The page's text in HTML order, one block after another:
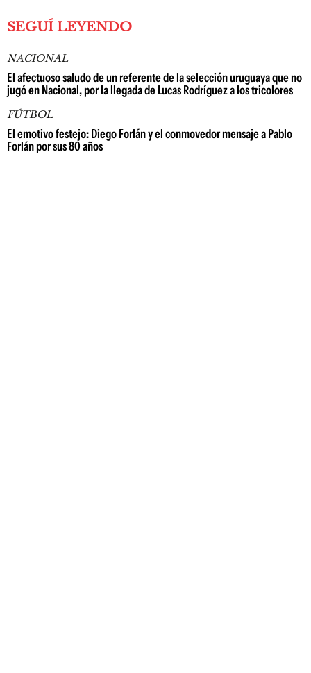
SEGUÍ LEYENDO
NACIONAL
El afectuoso saludo de un referente de la selección uruguaya que no
jugó en Nacional, por la llegada de Lucas Rodríguez a los tricolores
FÚTBOL
El emotivo festejo: Diego Forlán y el conmovedor mensaje a Pablo
Forlán por sus 80 años